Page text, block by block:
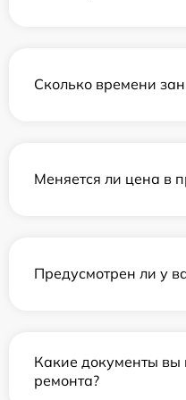
Сколько времени
Меняется ли цена в
Предусмотрен ли у
Какие документы вы
ремонта?